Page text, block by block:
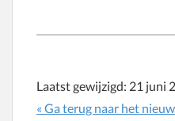
Laatst gewijzigd: 21 juni
« Ga terug naar het